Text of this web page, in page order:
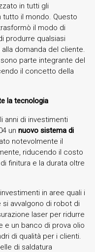
in tutti gli
il mondo. Questo
il modo di
produrre qualsiasi
domanda del cliente.
parte integrante del
il concetto della
la tecnologia
anni di investimenti
un nuovo sistema di
notevolmente il
riducendo il costo
finitura e la durata oltre
in aree quali i
avvalgono di robot di
laser per ridurre
e un banco di prova olio
di qualità per i clienti.
di saldatura